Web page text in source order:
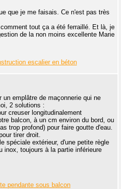
que je me faisais. Ce n'est pas très
tout ça a été ferraillé. Et là, je
de la non moins excellente Marie
escalier en béton
emplâtre de maçonnerie qui ne
2 solutions :
creuser longitudinalement
balcon, à un cm environ du bord, ou
trop profond) pour faire goutte d'eau.
tirer droit.
spéciale extérieur, d'une petite règle
inox, toujours à la partie inférieure
pendante sous balcon